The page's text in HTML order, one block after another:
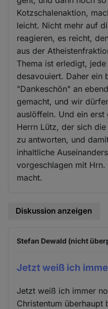
Kotzschalenaktion,
leicht. Nicht mehr auf
reagieren, es reicht,
aus der
Thema ist erledigt,
desavouiert. Daher ein
"Dankeschön" an
gemacht, und wir
auslöffeln. Und ein erst
Herrn Lütz, der sich
zu antworten, und
inhaltliche
vorgeschlagen mit
macht.
Diskussion anzeigen
Stefan Dewald (nicht
Jetzt weiß ich
Jetzt weiß ich immer
Christentum überhaupt